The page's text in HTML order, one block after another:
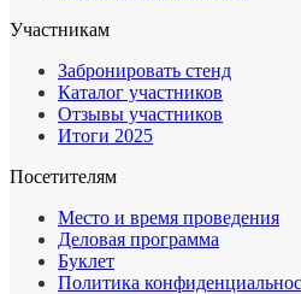
Участникам
Забронировать стенд
Каталог участников
Отзывы участников
Итоги 2025
Посетителям
Место и время проведения
Деловая программа
Буклет
Политика